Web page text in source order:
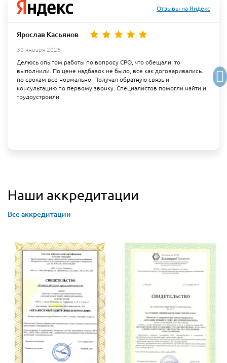
Отзывы на Яндекс
Ярослав Касьянов
30 января 2026
Делюсь опытом работы по вопросу СРО, что обещали, то
выполнили. По цене надбавок не было, все как договаривались.
по срокам все нормально. Получал обратную связь и
консультацию по первому звонку. Специалистов помогли найти и
трудоустроили.
Наши аккредитации
Все аккредитации